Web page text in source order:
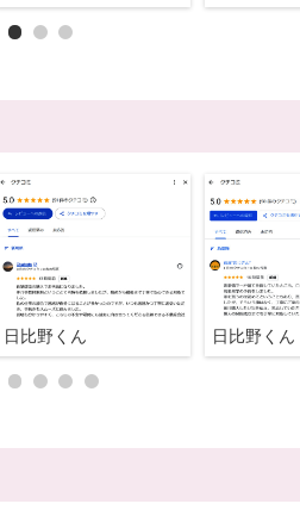
日比野くん 日比野くん